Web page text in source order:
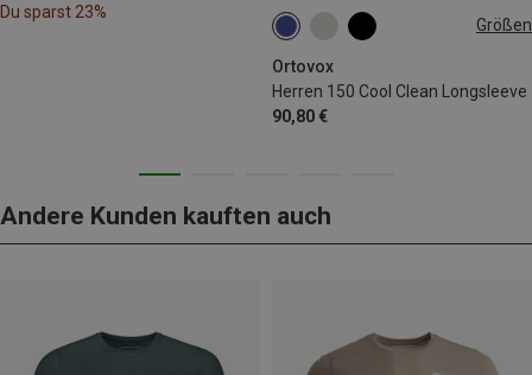
Du sparst 23%
Größen
Ortovox
Herren 150 Cool Clean Longsleeve
90,80 €
M L XL
Andere Kunden kauften auch